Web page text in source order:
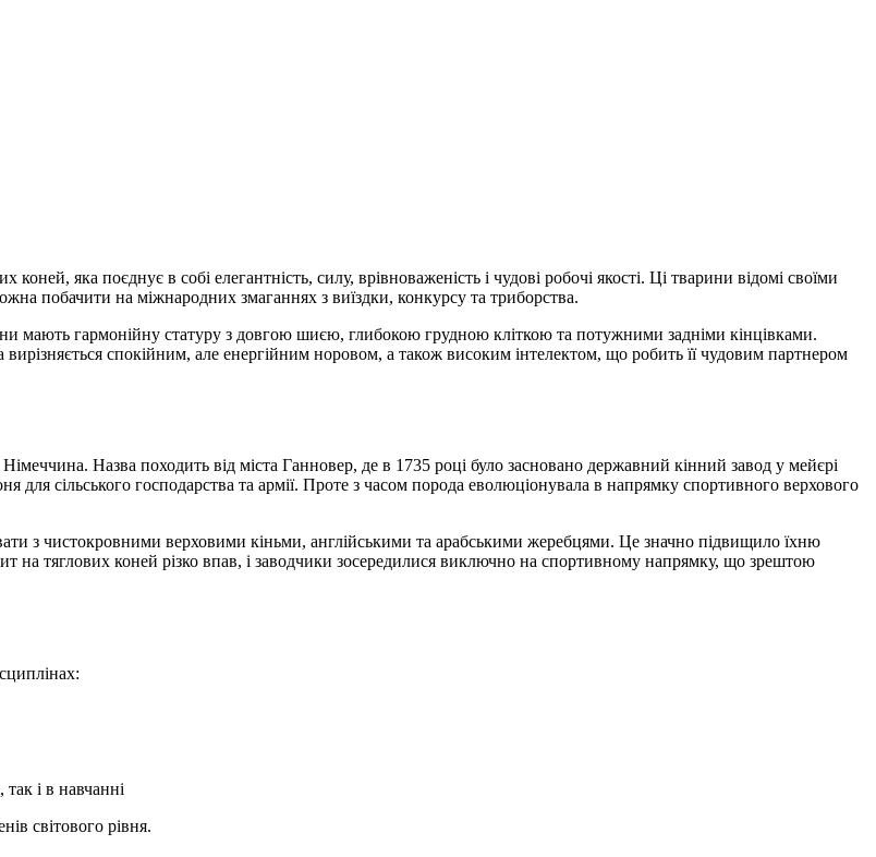
яка поєднує в собі елегантність, силу, врівноваженість і чудові робочі якості. Ці тварини відомі своїми
побачити на міжнародних змаганнях з виїздки, конкурсу та триборства.
мають гармонійну статуру з довгою шиєю, глибокою грудною кліткою та потужними задніми кінцівками.
спокійним, але енергійним норовом, а також високим інтелектом, що робить її чудовим партнером
Назва походить від міста Ганновер, де в 1735 році було засновано державний кінний завод у мейєрі
сільського господарства та армії. Проте з часом порода еволюціонувала в напрямку спортивного верхового
з чистокровними верховими кіньми, англійськими та арабськими жеребцями. Це значно підвищило їхню
на тяглових коней різко впав, і заводчики зосередилися виключно на спортивному напрямку, що зрештою
і в навчанні
світового рівня.